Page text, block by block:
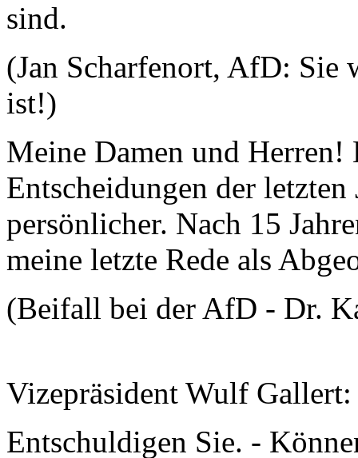
sind.
(Jan Scharfenort, AfD: Sie
ist!)
Meine Damen und
Entscheidungen der
persönlicher. Nach 15
meine letzte Rede als
(Beifall bei der AfD - Dr.
Vizepräsident Wulf Gallert:
Entschuldigen Sie. -